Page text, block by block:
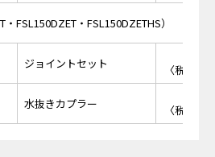
FSL150DZET・FSL150DZETHS）
ジョイントセット
〈税抜価
水抜きカプラー
〈税抜価